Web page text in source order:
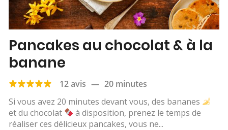
Pancakes au chocolat & à la
banane
12 avis — 20 minutes
Si vous avez 20 minutes devant vous, des bananes
et du chocolat
à disposition, prenez le temps de
réaliser ces délicieux pancakes, vous ne...